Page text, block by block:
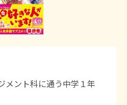
メント科に通う中学１年